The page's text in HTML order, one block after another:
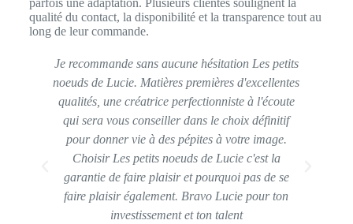
parfois une adaptation. Plusieurs clientes soulignent la
qualité du contact, la disponibilité et la transparence tout au
long de leur commande.
Je recommande sans aucune hésitation Les petits
noeuds de Lucie. Matières premières d'excellentes
qualités, une créatrice perfectionniste à l'écoute
qui sera vous conseiller dans le choix définitif
pour donner vie à des pépites à votre image.
Choisir Les petits noeuds de Lucie c'est la
garantie de faire plaisir et pourquoi pas de se
faire plaisir également. Bravo Lucie pour ton
investissement et ton talent